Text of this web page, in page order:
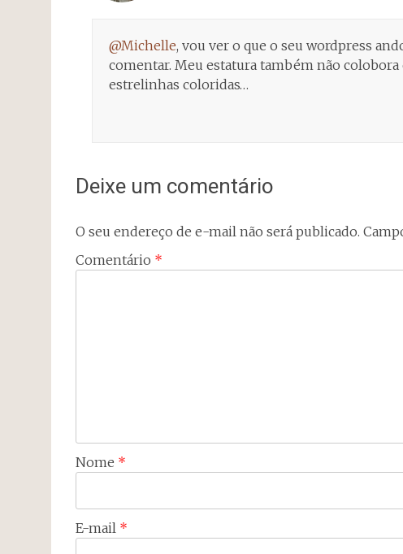
@Michelle, vou ver o que o seu wordpress
comentar. Meu estatura também não
estrelinhas coloridas…
Deixe um comentário
O seu endereço de e-mail não será publicado.
Comentário *
Nome *
E-mail *